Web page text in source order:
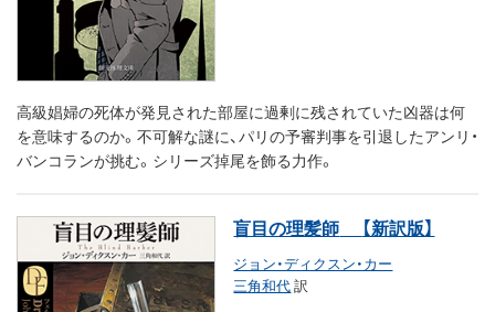
高級娼婦の死体が発見された部屋に過剰に残されていた凶器は何
を意味するのか。不可解な謎に、パリの予審判事を引退したアンリ・
バンコランが挑む。シリーズ掉尾を飾る力作。
盲目の理髪師 【新訳版】
ジョン・ディクスン・カー
三角和代訳